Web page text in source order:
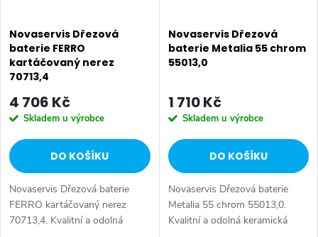
Novaservis Dřezová
baterie FERRO
kartáčovaný nerez
70713,4
4 706 Kč
Skladem u výrobce
DO KOŠÍKU
Novaservis Dřezová baterie
FERRO kartáčovaný nerez
70713,4. Kvalitní a odolná
Novaservis Dřezová
baterie Metalia 55 chrom
55013,0
1 710 Kč
Skladem u výrobce
DO KOŠÍKU
Novaservis Dřezová baterie
Metalia 55 chrom 55013,0.
Kvalitní a odolná keramická